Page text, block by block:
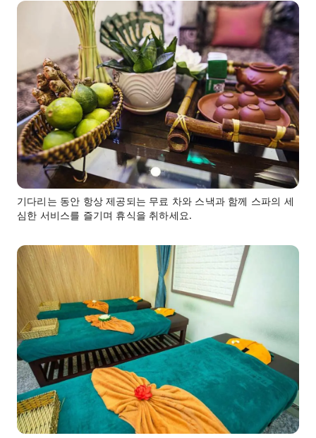
기다리는 동안 항상 제공되는 무료 차와 스낵과 함께 스파의 세
심한 서비스를 즐기며 휴식을 취하세요.